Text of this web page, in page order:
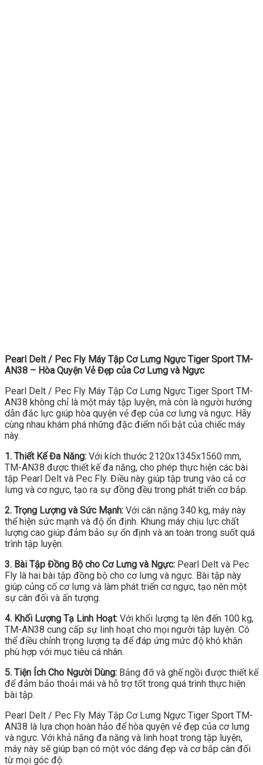
Pearl Delt / Pec Fly Máy Tập Cơ Lưng Ngực Tiger Sport TM-
AN38 – Hòa Quyện Vẻ Đẹp của Cơ Lưng và Ngực
Pearl Delt / Pec Fly Máy Tập Cơ Lưng Ngực Tiger Sport TM-
AN38 không chỉ là một máy tập luyện, mà còn là người hướng
dẫn đắc lực giúp hòa quyện vẻ đẹp của cơ lưng và ngực. Hãy
cùng nhau khám phá những đặc điểm nổi bật của chiếc máy
này.
1. Thiết Kế Đa Năng: Với kích thước 2120x1345x1560 mm,
TM-AN38 được thiết kế đa năng, cho phép thực hiện các bài
tập Pearl Delt và Pec Fly. Điều này giúp tập trung vào cả cơ
lưng và cơ ngực, tạo ra sự đồng đều trong phát triển cơ bắp.
2. Trọng Lượng và Sức Mạnh: Với cân nặng 340 kg, máy này
thể hiện sức mạnh và độ ổn định. Khung máy chịu lực chất
lượng cao giúp đảm bảo sự ổn định và an toàn trong suốt quá
trình tập luyện.
3. Bài Tập Đồng Bộ cho Cơ Lưng và Ngực: Pearl Delt và Pec
Fly là hai bài tập đồng bộ cho cơ lưng và ngực. Bài tập này
giúp củng cố cơ lưng và làm phát triển cơ ngực, tạo nên một
sự cân đối và ấn tượng.
4. Khối Lượng Tạ Linh Hoạt: Với khối lượng tạ lên đến 100 kg,
TM-AN38 cung cấp sự linh hoạt cho mọi người tập luyện. Có
thể điều chỉnh trọng lượng tạ để đáp ứng mức độ khó khăn
phù hợp với mục tiêu cá nhân.
5. Tiện Ích Cho Người Dùng: Bảng đỡ và ghế ngồi được thiết kế
để đảm bảo thoải mái và hỗ trợ tốt trong quá trình thực hiện
bài tập.
Pearl Delt / Pec Fly Máy Tập Cơ Lưng Ngực Tiger Sport TM-
AN38 là lựa chọn hoàn hảo để hòa quyện vẻ đẹp của cơ lưng
và ngực. Với khả năng đa năng và linh hoạt trong tập luyện,
máy này sẽ giúp bạn có một vóc dáng đẹp và cơ bắp cân đối
từ mọi góc độ.